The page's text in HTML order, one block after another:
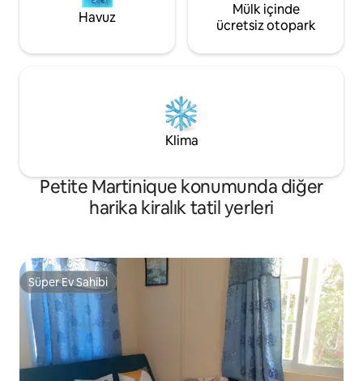
Havuz
Mülk içinde
ücretsiz otopark
Klima
Petite Martinique konumunda diğer
harika kiralık tatil yerleri
Süper Ev Sahibi
Süper Ev Sahibi